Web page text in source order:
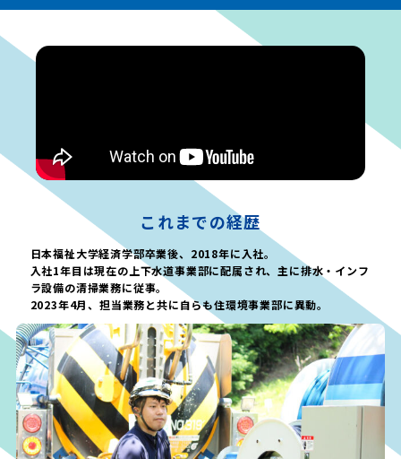
これまでの経歴
日本福祉大学経済学部卒業後、2018年に入社。
入社1年目は現在の上下水道事業部に配属され、主に排水・インフ
ラ設備の清掃業務に従事。
2023年4月、担当業務と共に自らも住環境事業部に異動。